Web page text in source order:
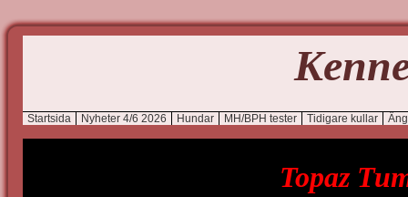
Startsida Nyheter 4/6 2026 Hundar MH/BPH tester Tidigare kullar
Topaz